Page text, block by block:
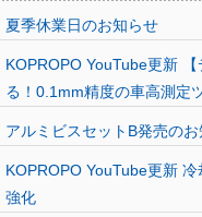
夏季休業日のお知らせ
KOPROPO YouTube更新
る！0.1mm精度の車高測定
アルミビスセットB発売の
KOPROPO YouTube更新
強化